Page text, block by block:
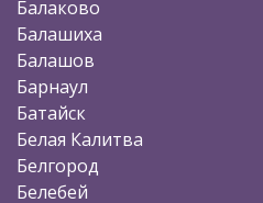
Балаково
Балашиха
Балашов
Барнаул
Батайск
Белая Калитва
Белгород
Белебей